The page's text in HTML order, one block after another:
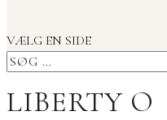
VÆLG EN SIDE
LIBERTY O